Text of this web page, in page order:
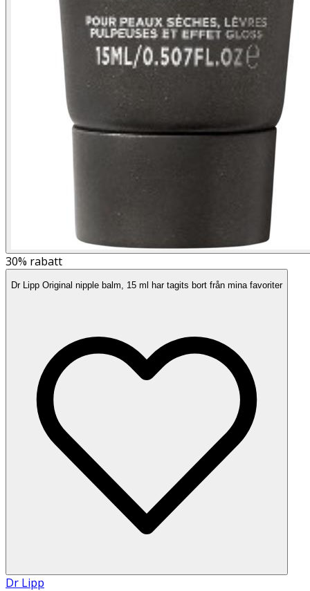
30% rabatt
Dr Lipp Original nipple balm, 15 ml har tagits bort från mina favoriter
Dr Lipp